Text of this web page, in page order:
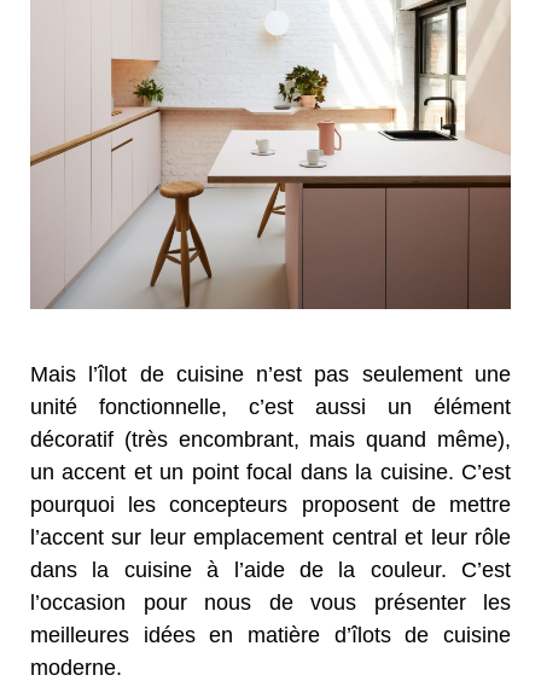
Mais l’îlot de cuisine n’est pas seulement une
unité fonctionnelle, c’est aussi un élément
décoratif (très encombrant, mais quand même),
un accent et un point focal dans la cuisine. C’est
pourquoi les concepteurs proposent de mettre
l’accent sur leur emplacement central et leur rôle
dans la cuisine à l’aide de la couleur. C’est
l’occasion pour nous de vous présenter les
meilleures idées en matière d’îlots de cuisine
moderne.